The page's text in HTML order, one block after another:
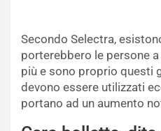
Secondo Selectra,
porterebbero le persone
più e sono proprio questi
devono essere utilizzati
portano ad un aumento